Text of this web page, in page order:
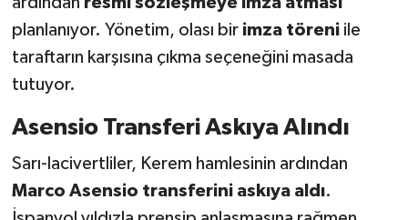
planlanıyor. Yönetim, olası bir imza töreniile
taraftarın karşısına çıkma seçeneğini masada
tutuyor.
Asensio Transferi Askıya Alındı
Sarı-lacivertliler, Kerem hamlesinin ardından
Marco Asensio transferini askıya aldı.